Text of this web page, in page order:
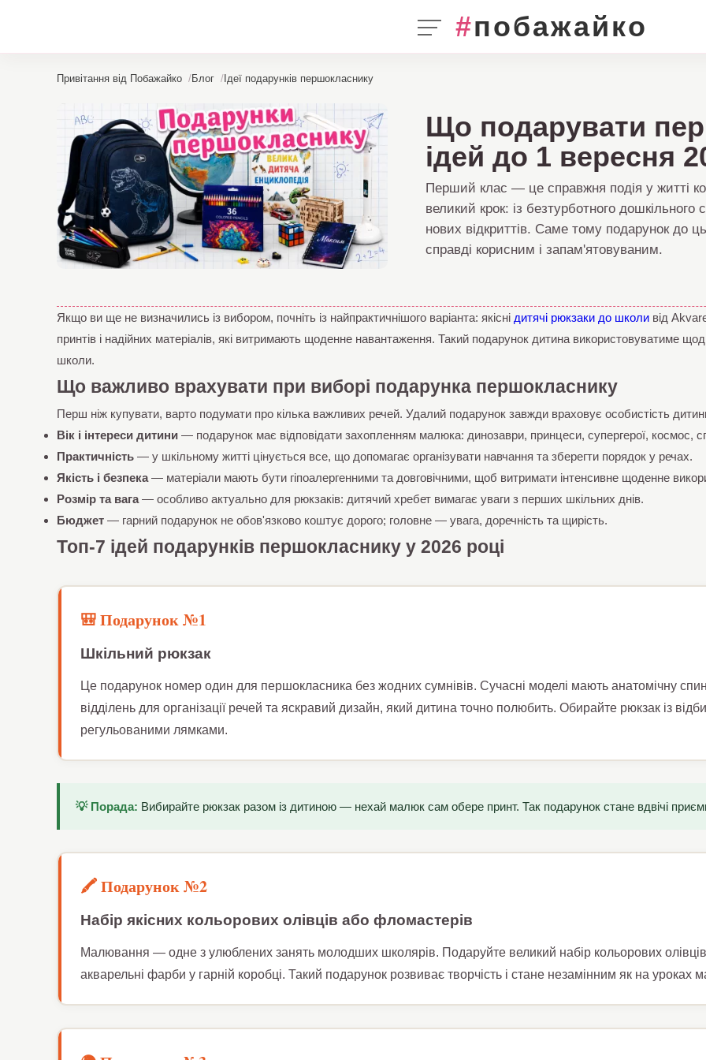
#побажайко
Привітання від Побажайко Блог Ідеї подарунків першокласнику
Що подарувати
ідей до 1 вересня
Перший клас — це справжня подія у житті
великий крок: із безтурботного
нових відкриттів. Саме тому подарунок до
справді корисним і запам'ятовуваним.
Якщо ви ще не визначились із вибором, почніть із найпрактичнішого варіанта: якісні дитячі рюкзаки до школи від
принтів і надійних матеріалів, які витримають щоденне навантаження. Такий подарунок дитина використовуватиме
школи.
Що важливо врахувати при виборі подарунка першокласнику
Перш ніж купувати, варто подумати про кілька важливих речей. Удалий подарунок завжди враховує особистість
Вік і інтереси дитини — подарунок має відповідати захопленням малюка: динозаври, принцеси, супергерої, космос,
Практичність — у шкільному житті цінується все, що допомагає організувати навчання та зберегти порядок у речах.
Якість і безпека— матеріали мають бути гіпоалергенними та довговічними, щоб витримати інтенсивне щоденне
Розмір та вага— особливо актуально для рюкзаків: дитячий хребет вимагає уваги з перших шкільних днів.
Бюджет — гарний подарунок не обов'язково коштує дорого; головне — увага, доречність та щирість.
Топ-7 ідей подарунків першокласнику у 2026 році
🎒 Подарунок №1
Шкільний рюкзак
Це подарунок номер один для першокласника без жодних сумнівів. Сучасні моделі мають анатомічну
відділень для організації речей та яскравий дизайн, який дитина точно полюбить. Обирайте рюкзак із
регульованими лямками.
💡 Порада: Вибирайте рюкзак разом із дитиною — нехай малюк сам обере принт. Так подарунок стане вдвічі
🖍️ Подарунок №2
Набір якісних кольорових олівців або фломастерів
Малювання — одне з улюблених занять молодших школярів. Подаруйте великий набір кольорових
акварельні фарби у гарній коробці. Такий подарунок розвиває творчість і стане незамінним як на уроках